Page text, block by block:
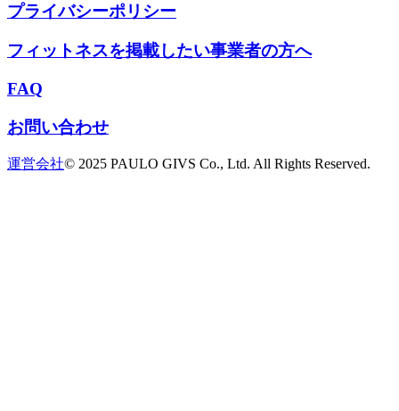
プライバシーポリシー
フィットネスを掲載したい事業者の方へ
FAQ
お問い合わせ
運営会社© 2025 PAULO GIVS Co., Ltd. All Rights Reserved.